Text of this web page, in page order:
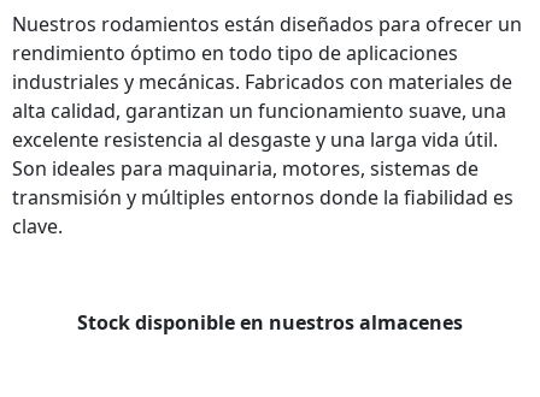
Nuestros rodamientos están diseñados para ofrecer un
rendimiento óptimo en todo tipo de aplicaciones
industriales y mecánicas. Fabricados con materiales de
alta calidad, garantizan un funcionamiento suave, una
excelente resistencia al desgaste y una larga vida útil.
Son ideales para maquinaria, motores, sistemas de
transmisión y múltiples entornos donde la fiabilidad es
clave.
Stock disponible en nuestros almacenes
Para que
podamos
mejorar la
funcionalidad
y estructura
de la web,
utilizaremos
las
estadísticas
qué interesa